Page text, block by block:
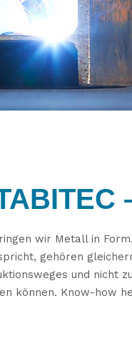
wir Metall in
gehören
und nicht
können. Know-how